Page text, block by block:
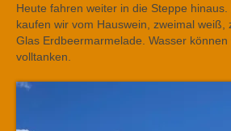
Heute fahren weiter in die Steppe
kaufen wir vom Hauswein, zweimal weiß,
Glas Erdbeermarmelade. Wasser können
volltanken.